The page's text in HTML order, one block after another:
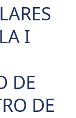
I
DE
DE